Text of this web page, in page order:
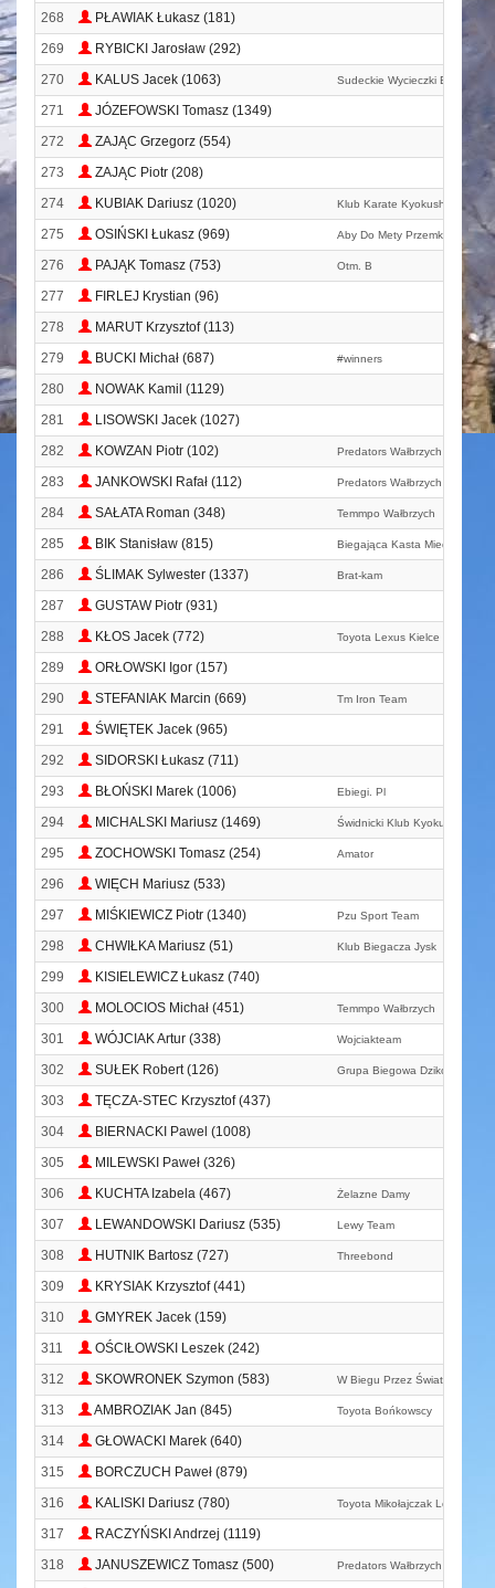
268
PŁAWIAK Łukasz (181)
269
RYBICKI Jarosław (292)
270
KALUS Jacek (1063) Sudeckie Wycieczki Biegowe
271
JÓZEFOWSKI Tomasz (1349)
272
ZAJĄC Grzegorz (554)
273
ZAJĄC Piotr (208)
274
KUBIAK Dariusz (1020) Klub Karate Kyokushin
275 OSIŃSKI Łukasz (969) Aby Do Mety Przemków
276 PAJĄK Tomasz (753) Otm. B
277
FIRLEJ Krystian (96)
278
MARUT Krzysztof (113)
279
BUCKI Michał (687) #winners
280
NOWAK Kamil (1129)
281
LISOWSKI Jacek (1027)
282
KOWZAN Piotr (102) Predators Wałbrzych
283 JANKOWSKI Rafał (112) Predators Wałbrzych
284 SAŁATA Roman (348) Temmpo Wałbrzych
285 BIK Stanisław (815) Biegająca Kasta Miedziowego
286 ŚLIMAK Sylwester (1337) Brat-kam
287
GUSTAW Piotr (931)
288
KŁOS Jacek (772) Toyota Lexus Kielce
289
ORŁOWSKI Igor (157)
290
STEFANIAK Marcin (669) Tm Iron Team
291
ŚWIĘTEK Jacek (965)
292
SIDORSKI Łukasz (711)
293
BŁOŃSKI Marek (1006) Ebiegi. Pl
294 MICHALSKI Mariusz (1469) Świdnicki Klub Kyokushinkai
295 ZOCHOWSKI Tomasz (254) Amator
296
WIĘCH Mariusz (533)
297
MIŚKIEWICZ Piotr (1340) Pzu Sport Team
298 CHWIŁKA Mariusz (51) Klub Biegacza Jysk
299
KISIELEWICZ Łukasz (740)
300
MOLOCIOS Michał (451) Temmpo Wałbrzych
301 WÓJCIAK Artur (338) Wojciakteam
302 SUŁEK Robert (126) Grupa Biegowa Dzikowiec
303
TĘCZA-STEC Krzysztof (437)
304
BIERNACKI Pawel (1008)
305
MILEWSKI Paweł (326)
306
KUCHTA Izabela (467) Żelazne Damy
307 LEWANDOWSKI Dariusz (535) Lewy Team
308 HUTNIK Bartosz (727) Threebond
309
KRYSIAK Krzysztof (441)
310
GMYREK Jacek (159)
311
OŚCIŁOWSKI Leszek (242)
312
SKOWRONEK Szymon (583) W Biegu Przez Świat
313 AMBROZIAK Jan (845) Toyota Bońkowscy
314
GŁOWACKI Marek (640)
315
BORCZUCH Paweł (879)
316
KALISKI Dariusz (780) Toyota Mikołajczak Leszno
317
RACZYŃSKI Andrzej (1119)
318
JANUSZEWICZ Tomasz (500) Predators Wałbrzych